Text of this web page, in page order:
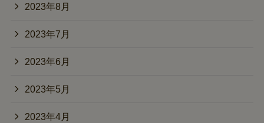
2023年8月
2023年7月
2023年6月
2023年5月
2023年4月